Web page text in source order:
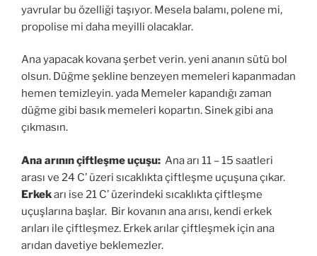
yavrular bu özelliği taşıyor. Mesela balamı, polene mi,
propolise mi daha meyilli olacaklar.
Ana yapacak kovana şerbet verin. yeni ananın sütü bol
olsun. Düğme şekline benzeyen memeleri kapanmadan
hemen temizleyin. yada Memeler kapandığı zaman
düğme gibi basık memeleri kopartın. Sinek gibi ana
çıkmasın.
Ana arının çiftleşme uçuşu: Ana arı 11 – 15 saatleri
arası ve 24 C’ üzeri sıcaklıkta çiftleşme uçuşuna çıkar.
Erkekarı ise 21 C’ üzerindeki sıcaklıkta çiftleşme
uçuşlarına başlar. Bir kovanın ana arısı, kendi erkek
arıları ile çiftleşmez. Erkek arılar çiftleşmek için ana
arıdan davetiye beklemezler.